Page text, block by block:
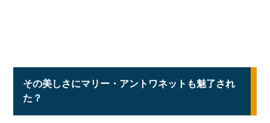
その美しさにマリー・アントワネットも魅了され
た？